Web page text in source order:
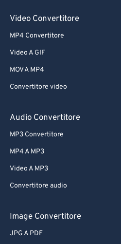
Video Convertitore
MP4 Convertitore
Video A GIF
MOV A MP4
Convertitore video
Audio Convertitore
MP3 Convertitore
MP4 A MP3
Video A MP3
Convertitore audio
Image Convertitore
JPG A PDF